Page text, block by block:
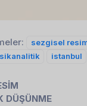
sezgisel
istanbul
DÜŞÜNME